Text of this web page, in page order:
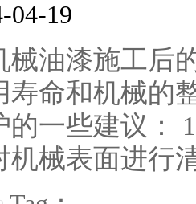
04-19
械油漆施工后
寿命和机械的
的一些建议：
机械表面进行